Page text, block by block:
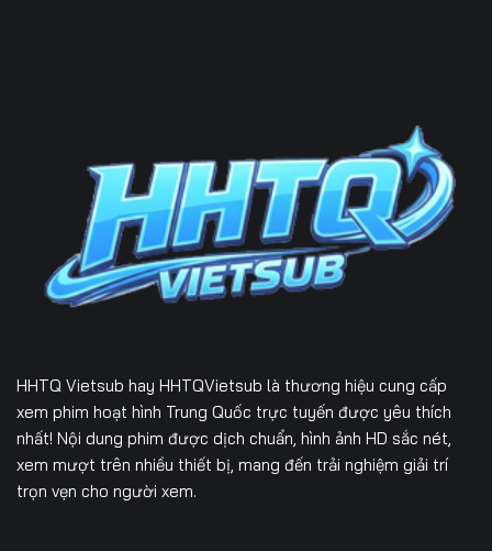
HHTQ Vietsub hay HHTQVietsub là thương hiệu cung cấp
xem phim hoạt hình Trung Quốc trực tuyến được yêu thích
nhất! Nội dung phim được dịch chuẩn, hình ảnh HD sắc nét,
xem mượt trên nhiều thiết bị, mang đến trải nghiệm giải trí
trọn vẹn cho người xem.